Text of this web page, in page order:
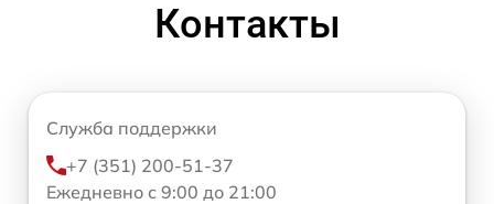
Контакты
Служба поддержки
+7 (351) 200-51-37
Ежедневно с 9:00 до 21:00